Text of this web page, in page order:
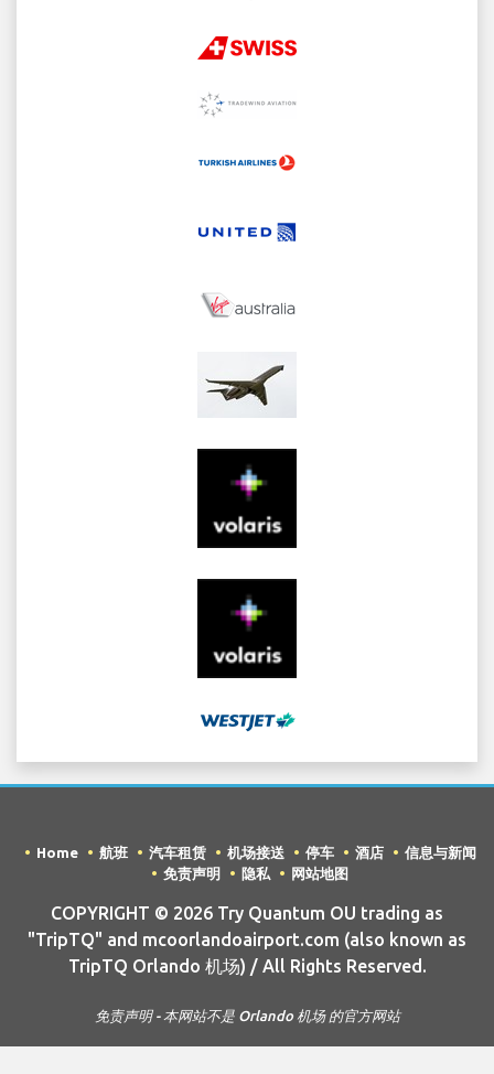
Home 航班 汽车租赁 机场接送 停车 酒店
信息与新闻
免责声明
隐私 网站地图
COPYRIGHT © 2026 Try Quantum OU trading as
"TripTQ" and mcoorlandoairport.com (also known as
TripTQ Orlando 机场) / All Rights Reserved.
免责声明 - 本网站不是 Orlando 机场 的官方网站